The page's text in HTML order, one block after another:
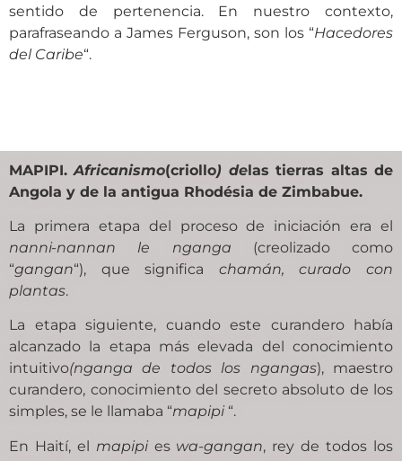
sentido de pertenencia. En nuestro contexto,
parafraseando a James Ferguson, son los “Hacedores
del Caribe“.
MAPIPI.Africanismo(criollo) delas tierras altas de
Angola y de la antigua Rhodésia de Zimbabue.
La primera etapa del proceso de iniciación era el
nanni-nannan le nganga (creolizado como
“gangan“), que significa chamán, curado con
plantas.
La etapa siguiente, cuando este curandero había
alcanzado la etapa más elevada del conocimiento
intuitivo(nganga de todos los ngangas), maestro
curandero, conocimiento del secreto absoluto de los
simples, se le llamaba “mapipi “.
En Haití, el mapipies wa-gangan, rey de todos los